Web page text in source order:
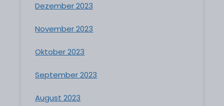
Dezember 2023
November 2023
Oktober 2023
September 2023
August 2023